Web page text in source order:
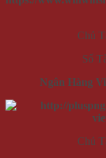
Chủ
Số
Ngân Hàng
Chủ